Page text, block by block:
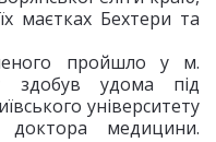
маєтках Бехтери та
пройшло у м.
здобув удома під
університету
медицини.